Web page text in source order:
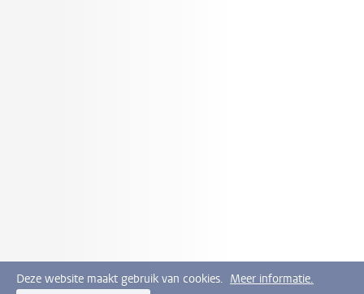
Deze website maakt gebruik van cookies. Meer informatie.